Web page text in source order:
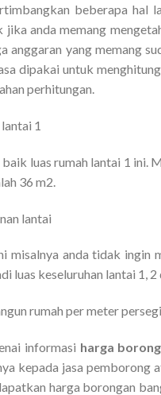
beberapa hal
anda memang
anggaran yang memang
dipakai untuk menghitung
perhitungan.
1
luas rumah lantai 1 ini.
36 m2.
lantai
misalnya anda tidak ingin
luas keseluruhan lantai 1,
rumah per meter persegi
informasi harga
kepada jasa pemborong
harga borongan